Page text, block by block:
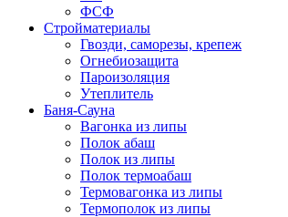
ФСФ
Стройматериалы
Гвозди, саморезы, крепеж
Огнебиозащита
Пароизоляция
Утеплитель
Баня-Сауна
Вагонка из липы
Полок абаш
Полок из липы
Полок термоабаш
Термовагонка из липы
Термополок из липы